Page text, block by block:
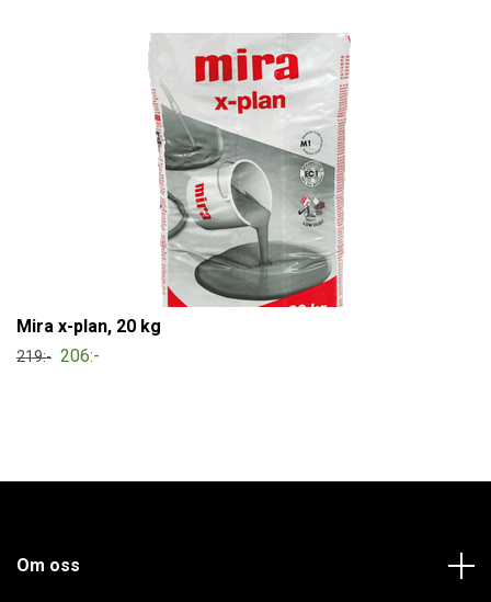
Mira x-plan, 20 kg
219:- 206:-
Om oss